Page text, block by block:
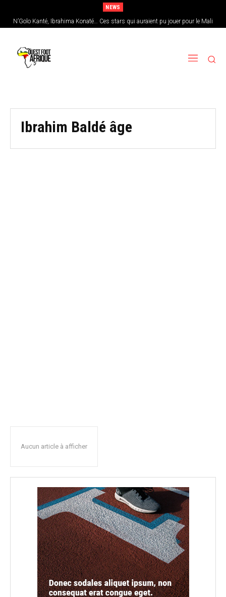
NEWS
N’Golo Kanté, Ibrahima Konaté… Ces stars qui auraient pu jouer pour le Mali
Ibrahim Baldé âge
Aucun article à afficher